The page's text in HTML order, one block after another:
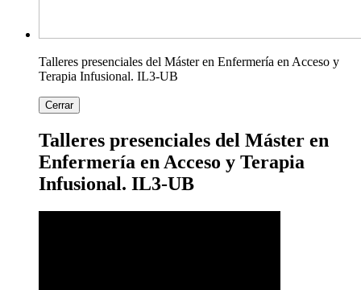
Talleres presenciales del Máster en Enfermería en Acceso y
Terapia Infusional. IL3-UB
Cerrar
Talleres presenciales del Máster en
Enfermería en Acceso y Terapia
Infusional. IL3-UB